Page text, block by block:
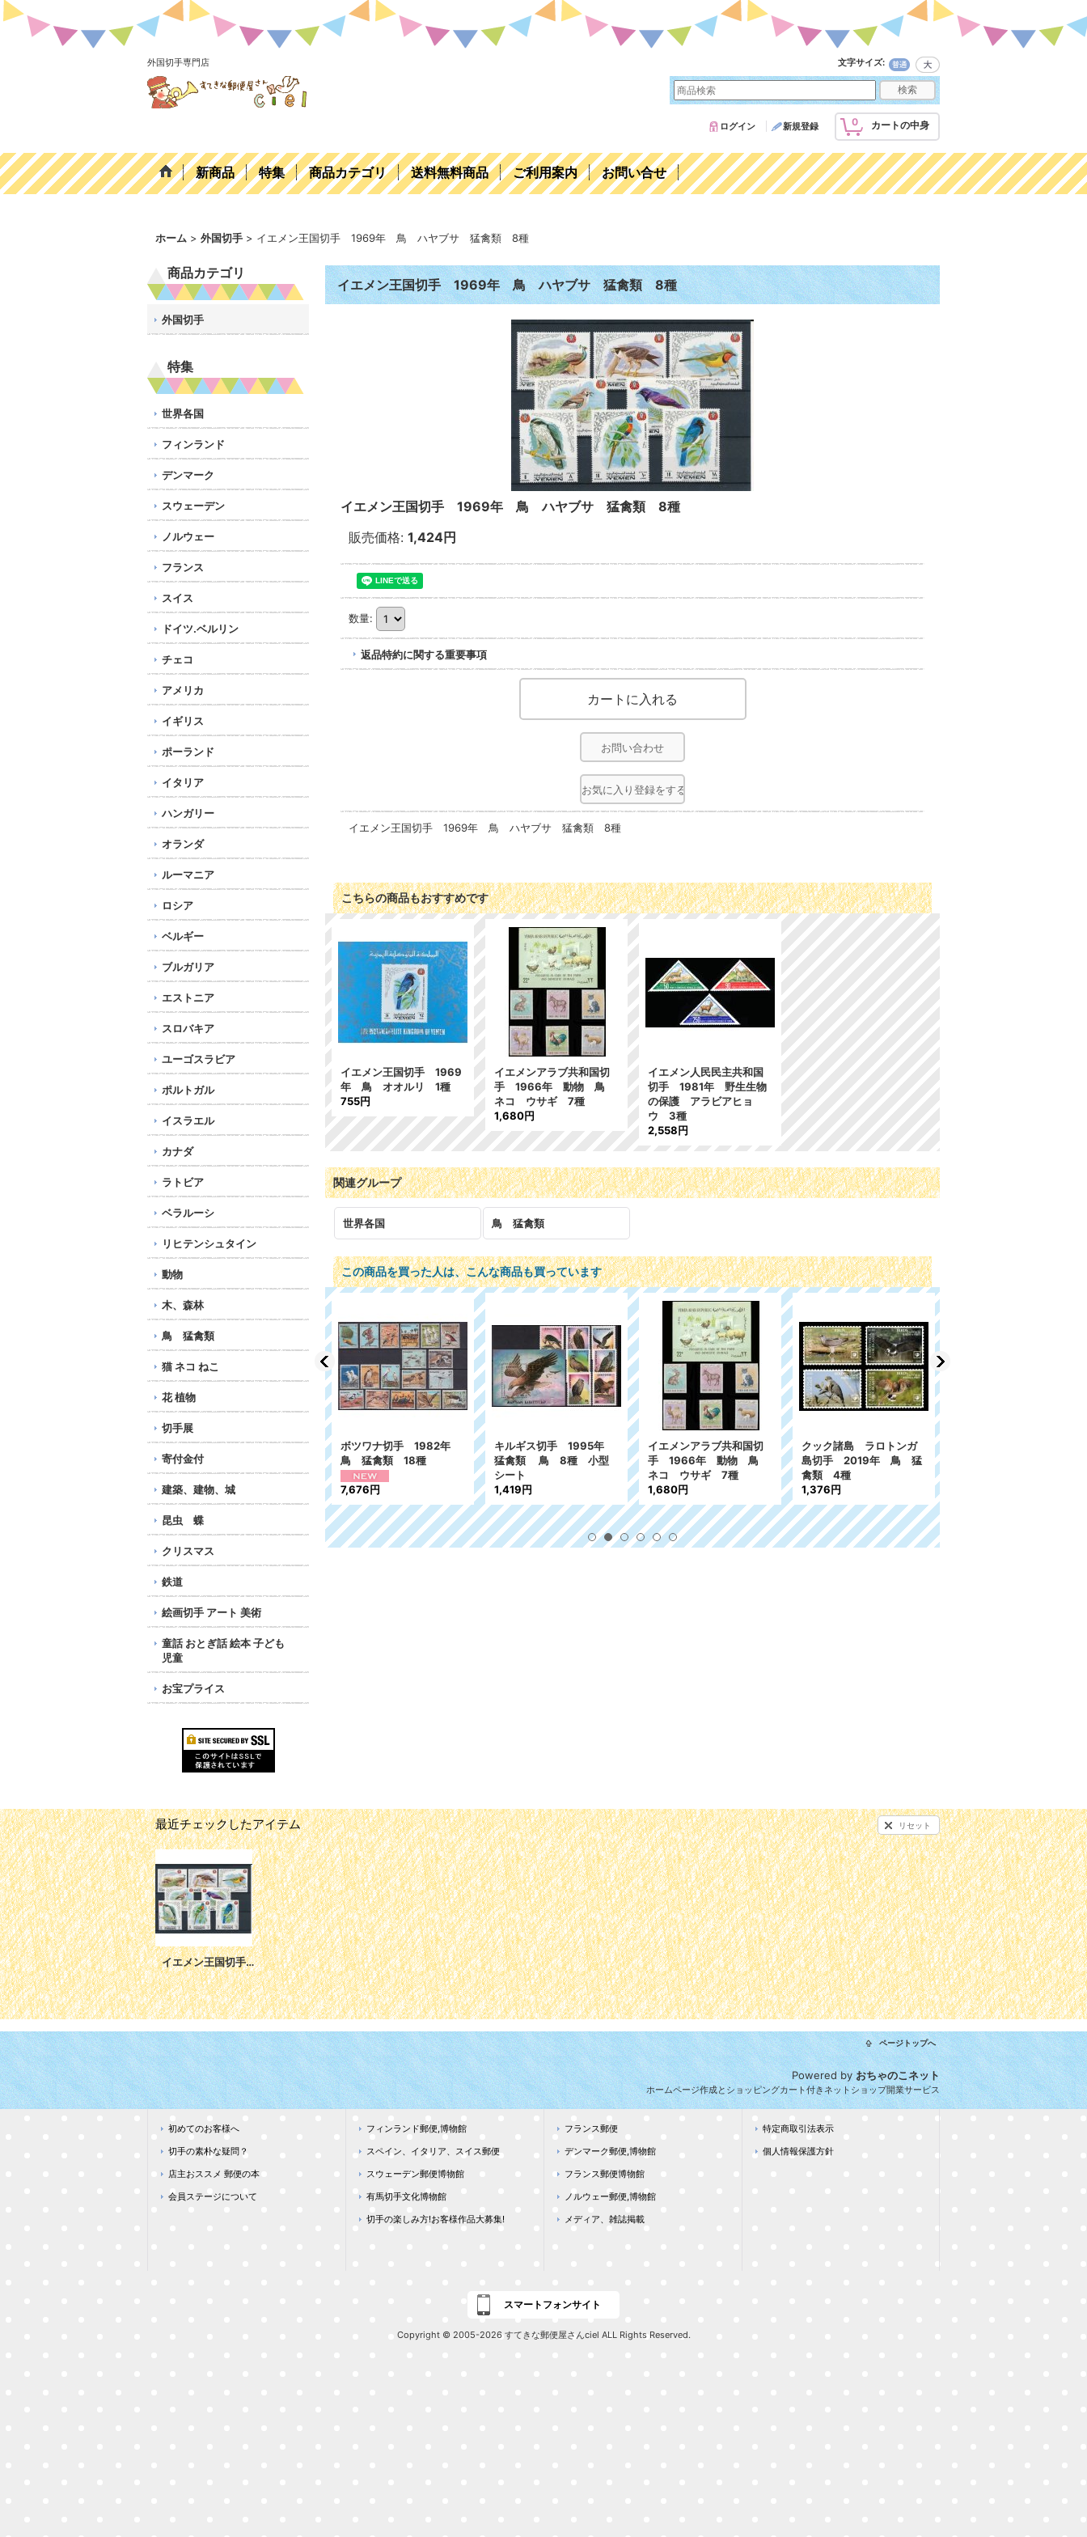
外国切手専門店 文字サイズ:
0 カートの中身
ログイン 新規登録
新商品 特集 商品カテゴリ 送料無料商品 ご利用案内 お問い合せ
ホーム > 外国切手 > イエメン王国切手 1969年 鳥 ハヤブサ 猛禽類 8種
商品カテゴリ
外国切手
特集
世界各国
フィンランド
デンマーク
スウェーデン
ノルウェー
フランス
スイス
ドイツ.ベルリン
チェコ
アメリカ
イギリス
ポーランド
イタリア
ハンガリー
オランダ
ルーマニア
ロシア
ベルギー
ブルガリア
エストニア
スロバキア
ユーゴスラビア
ポルトガル
イスラエル
カナダ
ラトビア
ベラルーシ
リヒテンシュタイン
動物
木、森林
鳥 猛禽類
猫 ネコ ねこ
花 植物
切手展
寄付金付
建築、建物、城
昆虫 蝶
クリスマス
鉄道
絵画切手 アート 美術
童話 おとぎ話 絵本 子ども
児童
お宝プライス
イエメン王国切手 1969年 鳥 ハヤブサ 猛禽類 8種
イエメン王国切手 1969年 鳥 ハヤブサ 猛禽類 8種
販売価格: 1,424円
数量:
返品特約に関する重要事項
お問い合わせ
お気に入り登録をする
イエメン王国切手 1969年 鳥 ハヤブサ 猛禽類 8種
こちらの商品もおすすめです
イエメン王国切手 1969
年 鳥 オオルリ 1種
755円
イエメンアラブ共和国切
手 1966年 動物 鳥
ネコ ウサギ 7種
1,680円
イエメン人民民主共和国
切手 1981年 野生生物
の保護 アラビアヒョ
ウ 3種
2,558円
関連グループ
世界各国 鳥 猛禽類
この商品を買った人は、こんな商品も買っています
コモロ切手 1978年
鳥 7種
4,476円
ボツワナ切手 1982年
鳥 猛禽類 18種
7,676円
キルギス切手 1995年
猛禽類 鳥 8種 小型
シート
1,419円
イエメンアラブ共和国切
手 1966年 動物 鳥
ネコ ウサギ 7種
1,680円
クック諸島 ラロトンガ
島切手 2019年 鳥 猛
禽類 4種
1,376円
最近チェックしたアイテム リセット
イエメン王国切手 1969年 鳥 ハヤブサ 猛禽類 8種
ページトップへ
Powered byおちゃのこネット
ホームページ作成とショッピングカート付きネットショップ開業サービス
初めてのお客様へ
切手の素朴な疑問？
店主おススメ 郵便の本
会員ステージについて
フィンランド郵便,博物館
スペイン、イタリア、スイス郵便
スウェーデン郵便博物館
有馬切手文化博物館
切手の楽しみ方!お客様作品大募集!
フランス郵便
デンマーク郵便,博物館
フランス郵便博物館
ノルウェー郵便,博物館
メディア、雑誌掲載
特定商取引法表示
個人情報保護方針
スマートフォンサイト
Copyright © 2005-2026 すてきな郵便屋さんciel ALL Rights Reserved.